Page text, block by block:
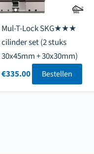
Mul-T-Lock SKG★★★
cilinder set (2 stuks
30x45mm + 30x30mm)
€335.00 Bestellen